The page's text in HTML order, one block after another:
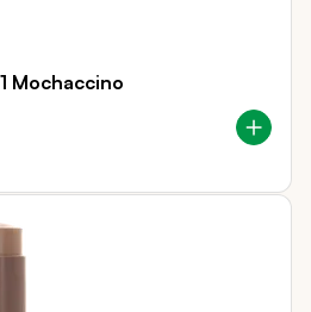
Mochaccino